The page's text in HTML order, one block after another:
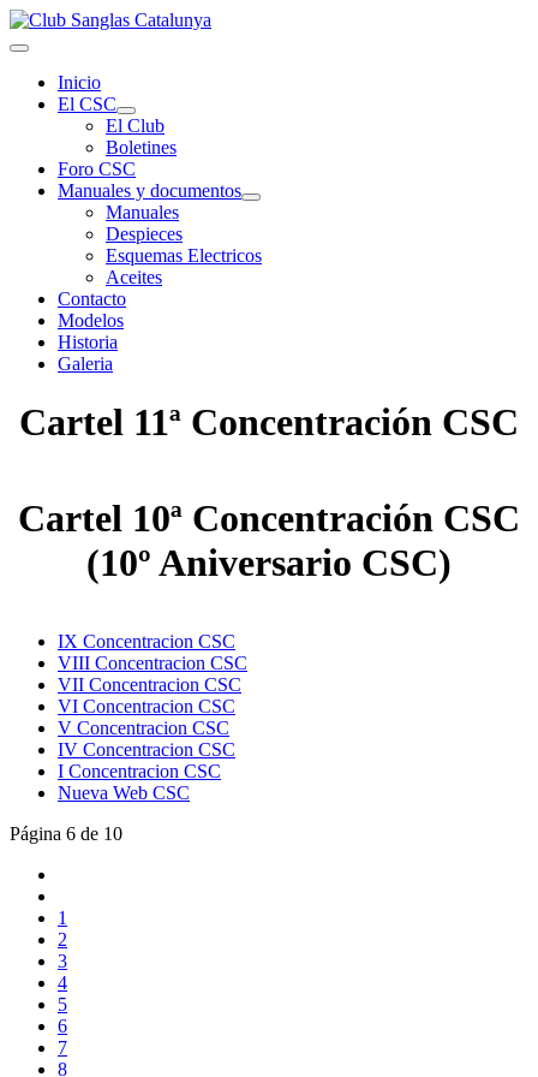
Inicio
El CSC
El Club
Boletines
Foro CSC
Manuales y documentos
Manuales
Despieces
Esquemas Electricos
Aceites
Contacto
Modelos
Historia
Galeria
Cartel 11ª Concentración CSC
Cartel 10ª Concentración CSC
(10º Aniversario CSC)
IX Concentracion CSC
VIII Concentracion CSC
VII Concentracion CSC
VI Concentracion CSC
V Concentracion CSC
IV Concentracion CSC
I Concentracion CSC
Nueva Web CSC
Página 6 de 10
1
2
3
4
5
6
7
8